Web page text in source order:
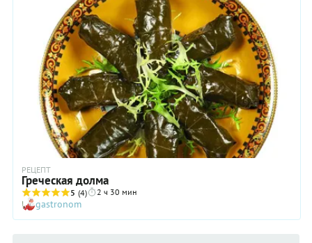
РЕЦЕПТ
Греческая долма
5 (4) 2 ч 30 мин
gastronom